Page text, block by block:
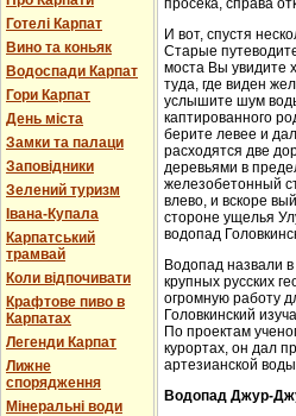
Готелі Карпат
Вино та коньяк
Водоспади Карпат
Гори Карпат
День міста
Замки та палаци
Заповідники
Зелений туризм
Івана-Купала
Карпатський
трамвай
Коли відпочивати
Крафтове пиво в
Карпатах
Легенди Карпат
Лижне
спорядження
Мінеральні води
просека, справа
И вот, спустя
Старые
моста Вы увидите
туда, где виден
услышите шум
каптированного
берите левее и
расходятся две
деревьями в
железобетонный
влево, и вскоре
стороне ущелья
водопад
Водопад назвали
крупных русских
огромную работу
Головкинский
По проектам
курортах, он дал
артезианской
Водопад Джур-